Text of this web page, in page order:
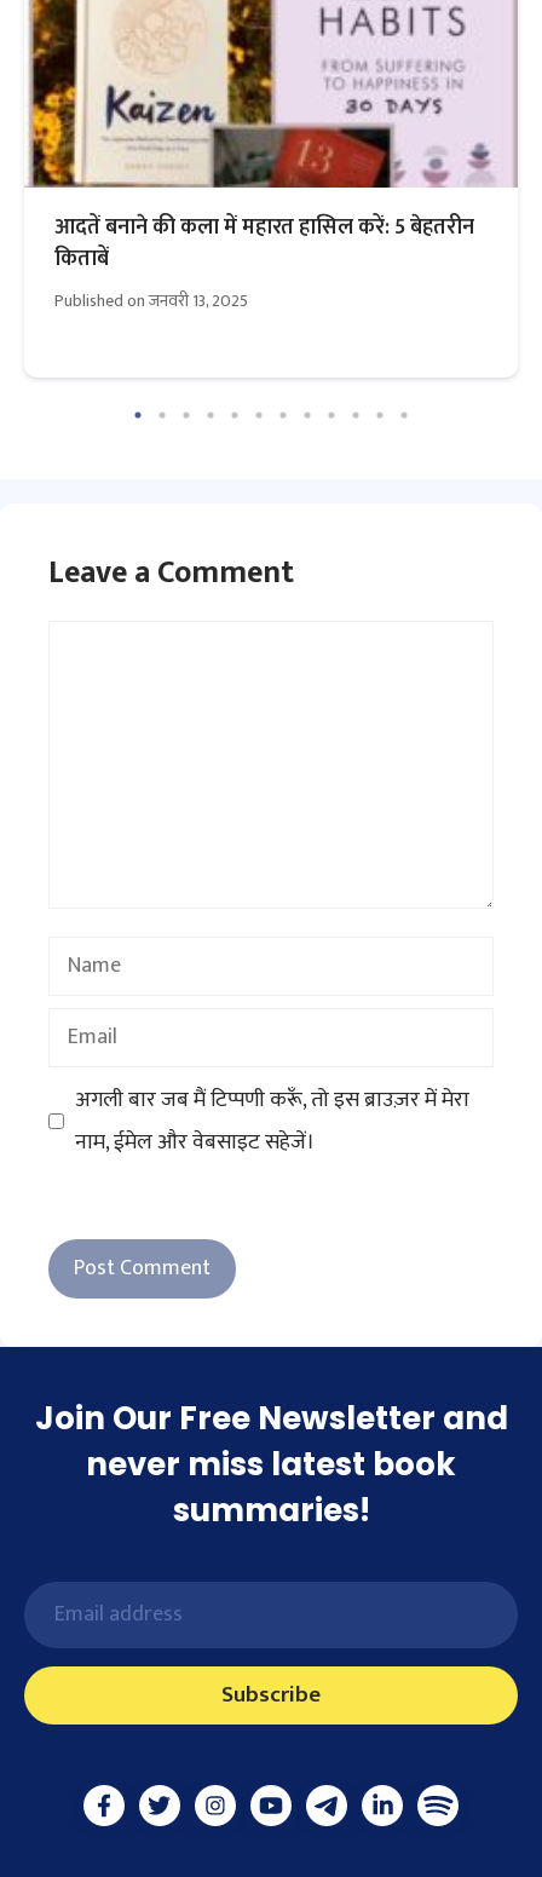
आदतें बनाने की कला में महारत हासिल करें: 5 बेहतरीन
किताबें
Published onजनवरी 13, 2025
Leave a Comment
Name
Email
अगली बार जब मैं टिप्पणी करूँ, तो इस ब्राउज़र में मेरा
नाम, ईमेल और वेबसाइट सहेजें।
Join Our Free Newsletter and
never miss latest book
summaries!
Subscribe